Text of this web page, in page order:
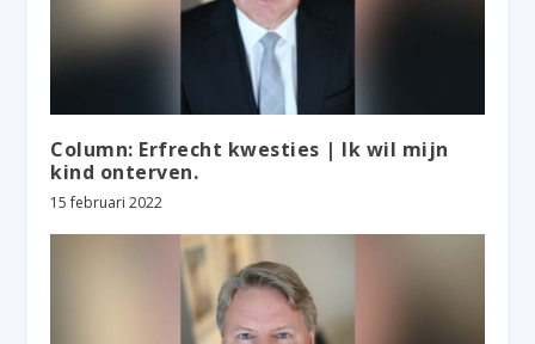
Column: Erfrecht kwesties | Ik wil mijn
kind onterven.
15 februari 2022